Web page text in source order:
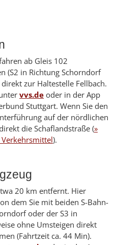
ab Gleis 102
(S2 in Richtung Schorndorf
zur Haltestelle Fellbach.
vvs.de oder in der App
Stuttgart. Wenn Sie den
auf der nördlichen
die Schaflandstraße (»
).
20 km entfernt. Hier
dem Sie mit beiden S-Bahn-
oder der S3 in
ohne Umsteigen direkt
(Fahrtzeit ca. 44 Min).